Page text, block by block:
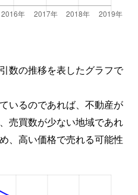
数の推移を表したグラフで
いるのであれば、不動産が
売買数が少ない地域であれ
、高い価格で売れる可能性